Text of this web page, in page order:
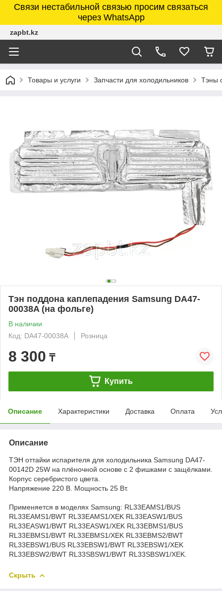
Связи нестабильной связью просим связаться
через WhatsApp
zapbt.kz
Товары и услуги Запчасти для холодильников Тэны
Тэн поддона каплепадения Samsung DA47-
00038A (на фольге)
В наличии
Код: DA47-00038A
Розница
8 300 ₸
Купить
Описание Характеристики Доставка Оплата
Описание
ТЭН оттайки испарителя для холодильника Samsung DA47-
00142D 25W на плёночной основе с 2 фишками с защёлками.
Корпус серебристого цвета.
Напряжение 220 В. Мощность 25 Вт.
Применяется в моделях Samsung: RL33EAMS1/BUS
RL33EAMS1/BWT RL33EAMS1/XEK RL33EASW1/BUS
RL33EASW1/BWT RL33EASW1/XEK RL33EBMS1/BUS
RL33EBMS1/BWT RL33EBMS1/XEK RL33EBMS2/BWT
RL33EBSW1/BUS RL33EBSW1/BWT RL33EBSW1/XEK
RL33EBSW2/BWT RL33SBSW1/BWT RL33SBSW1/XEK.
Скрыть